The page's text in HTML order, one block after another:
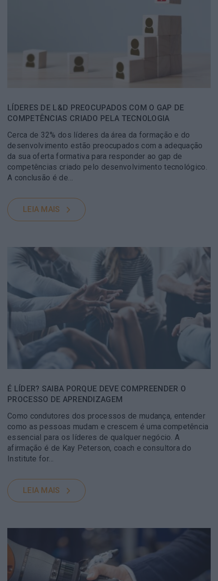
LÍDERES DE L&D PREOCUPADOS COM O GAP DE
COMPETÊNCIAS CRIADO PELA TECNOLOGIA
Cerca de 32% dos líderes da área da formação e do
desenvolvimento estão preocupados com a adequação
da sua oferta formativa para responder ao gap de
competências criado pelo desenvolvimento tecnológico.
A conclusão é de…
LEIA MAIS
É LÍDER? SAIBA PORQUE DEVE COMPREENDER O
PROCESSO DE APRENDIZAGEM
Como condutores dos processos de mudança, entender
como as pessoas mudam e crescem é uma competência
essencial para os líderes de qualquer negócio. A
afirmação é de Kay Peterson, coach e consultora do
Institute for…
LEIA MAIS